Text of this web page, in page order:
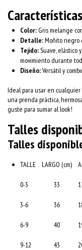
Color: Gris melange
Detalle:Moñito negro
Tejido: Suave, elástico
movimiento durante
Diseño:Versátil y
Ideal para usar en
una prenda práctica,
guste para sumar al look!
Talles
Talles
TALLE LARGO (cm)
0-3 33
3-6 36
6-9 40
9-12 43